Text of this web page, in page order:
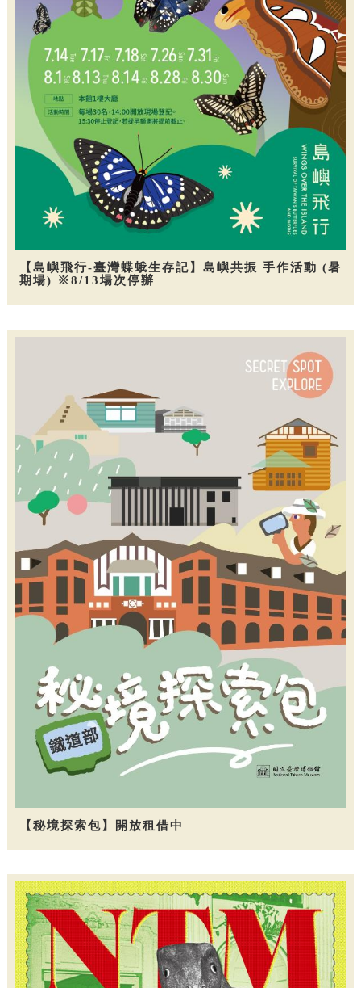
【島嶼飛行-臺灣蝶蛾生存記】島嶼共振 手作活動 (暑
期場) ※8/13場次停辦
【秘境探索包】開放租借中